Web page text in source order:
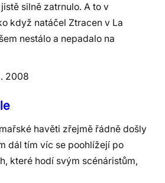
silně zatrnulo. A to v
když natáčel Ztracen v La
nestálo a nepadalo na
2008
havěti zřejmě řádně došly
dál tím víc se poohlížejí po
které hodí svým scénáristům,